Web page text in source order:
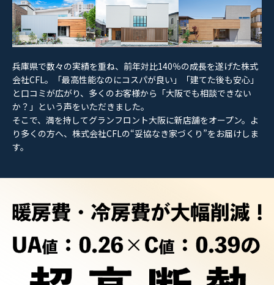
兵庫県で数々の実績を重ね、前年対比140％の成長を遂げた株式
会社CFL。「最高性能なのにコスパが良い」「建てた後も安心」
と口コミが広がり、多くのお客様から「大阪でも相談できない
か？」という声をいただきました。
そこで、満を持してグランフロント大阪に新店舗をオープン。よ
り多くの方へ、株式会社CFLの“妥協なき家づくり”をお届けしま
す。